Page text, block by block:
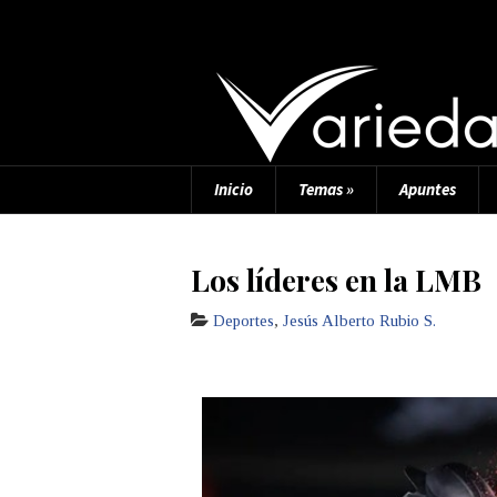
Inicio Temas» Apuntes
Los líderes en la LMB
Deportes, Jesús Alberto Rubio S.